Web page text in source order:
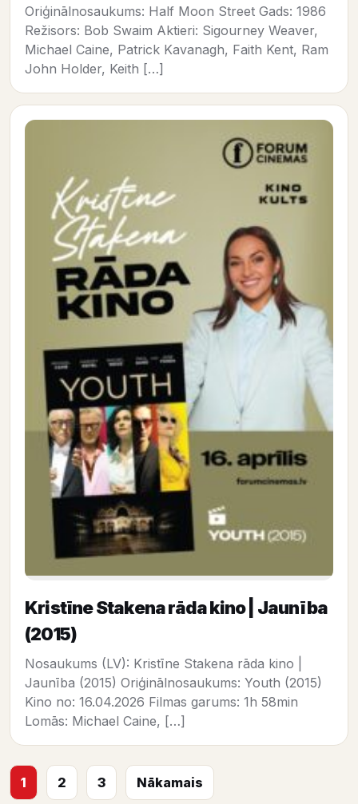
Oriģinālnosaukums: Half Moon Street Gads: 1986
Režisors: Bob Swaim Aktieri: Sigourney Weaver,
Michael Caine, Patrick Kavanagh, Faith Kent, Ram
John Holder, Keith […]
Kristīne Stakena rāda kino | Jaunība
(2015)
Nosaukums (LV): Kristīne Stakena rāda kino |
Jaunība (2015) Oriģinālnosaukums: Youth (2015)
Kino no: 16.04.2026 Filmas garums: 1h 58min
Lomās: Michael Caine, […]
1 2 3 Nākamais